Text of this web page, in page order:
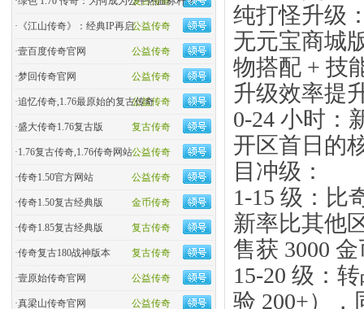
公益传奇
· 《江山传奇》：经典IP再启
公益传奇
·壹百度传奇官网
公益传奇
·梦回传奇官网
公益传奇
·追忆传奇,1.76最原始的复古传奇
复古传奇
·盛大传奇1.76复古版
公益传奇
·1.76复古传奇,1.76传奇网站
公益传奇
·传奇1.50官方网站
金币传奇
·传奇1.50复古经典版
复古传奇
·传奇1.85复古经典版
复古传奇
·传奇复古180战神版本
公益传奇
·壹原始传奇官网
公益传奇
·真梁山传奇官网
纯打怪升级
无元宝商城
物搭配 + 技
升级效率提
0-24 小时：
开区首日的
目冲级：
1-15 级：比
新率比其他
售获 3000
15-20 级：
验 200+），